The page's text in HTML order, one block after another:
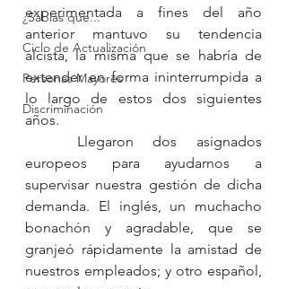
¿Sabías que...
Ciclo de Actualización
Personas Mayores
Discriminación
experimentada a fines del año
anterior mantuvo su tendencia
alcista, la misma que se habría de
extender en forma ininterrumpida a
lo largo de estos dos siguientes
años.
europeos para ayudarnos a
supervisar nuestra gestión de dicha
demanda. El inglés, un muchacho
bonachón y agradable, que se
granjeó rápidamente la amistad de
nuestros empleados; y otro español,